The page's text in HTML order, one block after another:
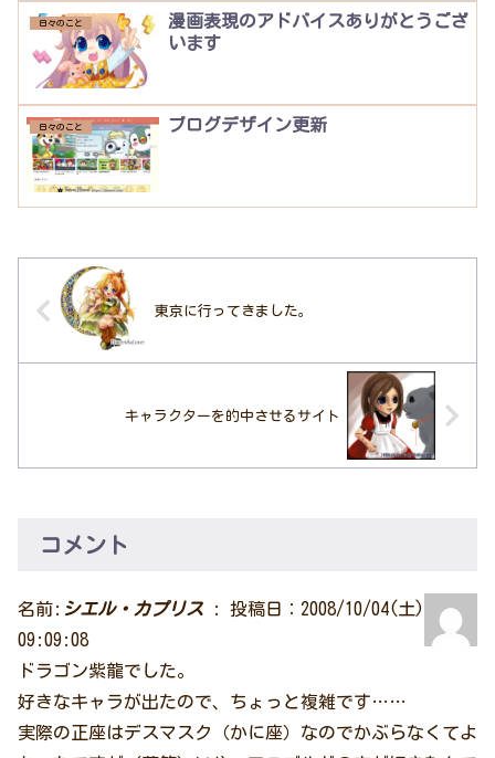
日々のこと
漫画表現のアドバイスありがとうござ
います
日々のこと ブログデザイン更新
東京に行ってきました。
キャラクターを的中させるサイト
コメント
名前: シエル・カプリス :
投稿日：2008/10/04(土)
09:09:08
ドラゴン紫龍でした。
好きなキャラが出たので、ちょっと複雑です……
実際の正座はデスマスク（かに座）なのでかぶらなくてよ